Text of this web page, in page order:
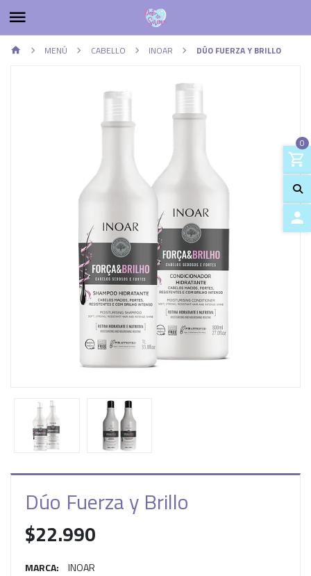
0
MENÚ CABELLO INOAR DÚO FUERZA Y BRILLO
Next
Dúo Fuerza y Brillo
$22.990
MARCA: INOAR